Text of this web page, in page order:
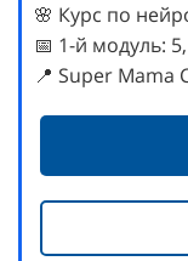
🌸 Курс по
📅 1-й модуль:
📍 Super Mama